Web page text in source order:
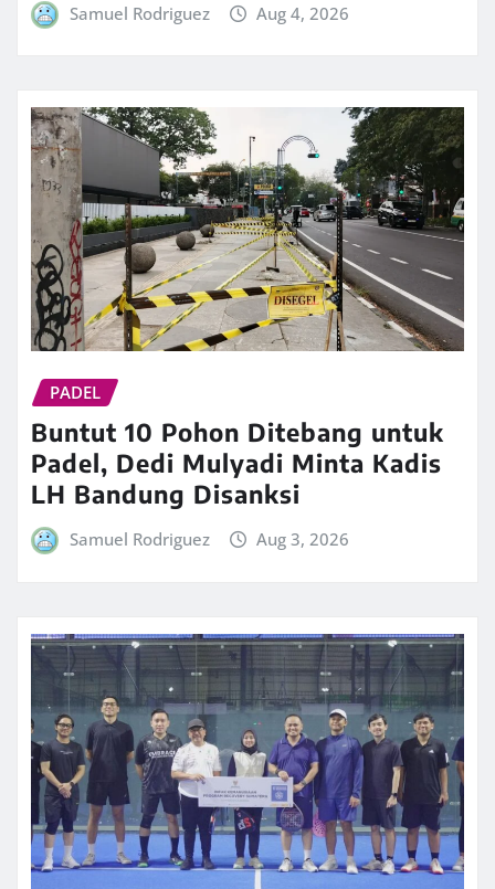
Samuel Rodriguez Aug 4, 2026
PADEL
Buntut 10 Pohon Ditebang untuk
Padel, Dedi Mulyadi Minta Kadis
LH Bandung Disanksi
Samuel Rodriguez Aug 3, 2026